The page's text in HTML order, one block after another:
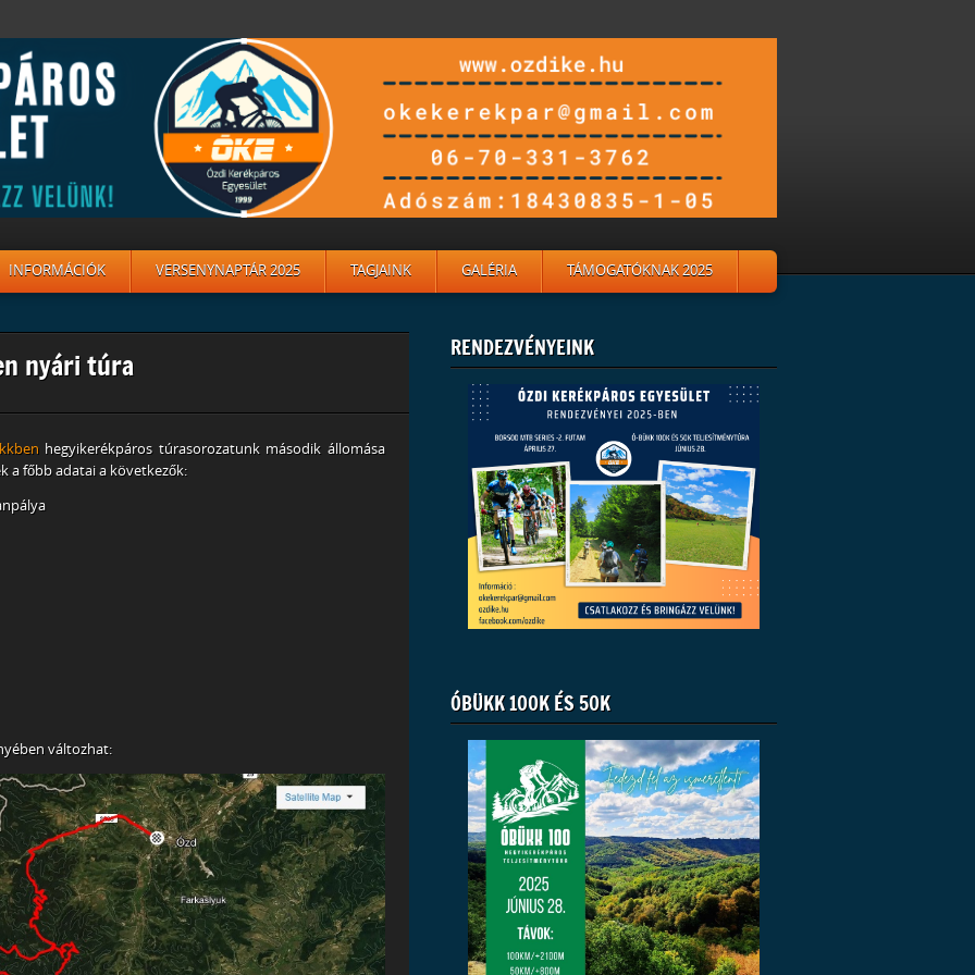
INFORMÁCIÓK VERSENYNAPTÁR 2025 TAGJAINK GALÉRIA TÁMOGATÓKNAK 2025
nyári túra
hegyikerékpáros túrasorozatunk második állomása
a főbb adatai a következők:
változhat:
RENDEZVÉNYEINK
ÓBÜKK 100K ÉS 50K